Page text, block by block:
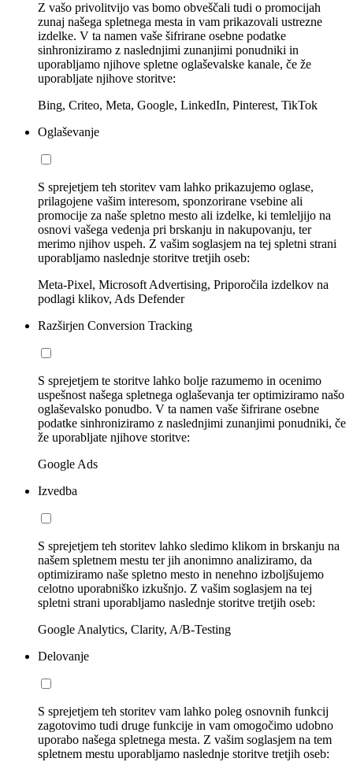
Z vašo privolitvijo vas bomo obveščali tudi o promocijah
zunaj našega spletnega mesta in vam prikazovali ustrezne
izdelke. V ta namen vaše šifrirane osebne podatke
sinhroniziramo z naslednjimi zunanjimi ponudniki in
uporabljamo njihove spletne oglaševalske kanale, če že
uporabljate njihove storitve:
Bing, Criteo, Meta, Google, LinkedIn, Pinterest, TikTok
Oglaševanje
S sprejetjem teh storitev vam lahko prikazujemo oglase,
prilagojene vašim interesom, sponzorirane vsebine ali
promocije za naše spletno mesto ali izdelke, ki temleljijo na
osnovi vašega vedenja pri brskanju in nakupovanju, ter
merimo njihov uspeh. Z vašim soglasjem na tej spletni strani
uporabljamo naslednje storitve tretjih oseb:
Meta-Pixel, Microsoft Advertising, Priporočila izdelkov na
podlagi klikov, Ads Defender
Razširjen Conversion Tracking
S sprejetjem te storitve lahko bolje razumemo in ocenimo
uspešnost našega spletnega oglaševanja ter optimiziramo našo
oglaševalsko ponudbo. V ta namen vaše šifrirane osebne
podatke sinhroniziramo z naslednjimi zunanjimi ponudniki, če
že uporabljate njihove storitve:
Google Ads
Izvedba
S sprejetjem teh storitev lahko sledimo klikom in brskanju na
našem spletnem mestu ter jih anonimno analiziramo, da
optimiziramo naše spletno mesto in nenehno izboljšujemo
celotno uporabniško izkušnjo. Z vašim soglasjem na tej
spletni strani uporabljamo naslednje storitve tretjih oseb:
Google Analytics, Clarity, A/B-Testing
Delovanje
S sprejetjem teh storitev vam lahko poleg osnovnih funkcij
zagotovimo tudi druge funkcije in vam omogočimo udobno
uporabo našega spletnega mesta. Z vašim soglasjem na tem
spletnem mestu uporabljamo naslednje storitve tretjih oseb: